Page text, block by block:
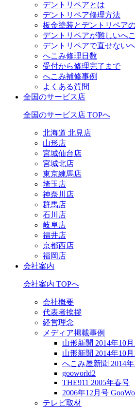
デントリペアとは
デントリペア修理方法
板金塗装とデントリペア
デントリペアが難しいへ
デントリペアで直せない
へこみ修理日数
受付から修理完了まで
へこみ補修事例
よくある質問
全国のサービス店
全国のサービス店 TOPへ
北海道 北見店
山形店
宮城仙台店
宮城北店
東京練馬店
埼玉店
神奈川店
群馬店
石川店
岐阜店
福井店
京都西店
福岡店
会社案内
会社案内 TOPへ
会社概要
代表者挨拶
経営理念
メディア掲載事例
山形新聞 2014年10月
山形新聞 2014年10月
へこみ屋新聞 2014年
gooworld2
THE911 2005年春号
2006年12月号
テレビ取材